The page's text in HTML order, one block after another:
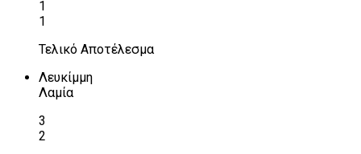
1
1
Τελικό Αποτέλεσμα
Λευκίμμη
Λαμία
3
2